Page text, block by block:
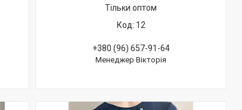
Тільки оптом
12
+380 (96) 657-91-64
Менеджер Вікторія